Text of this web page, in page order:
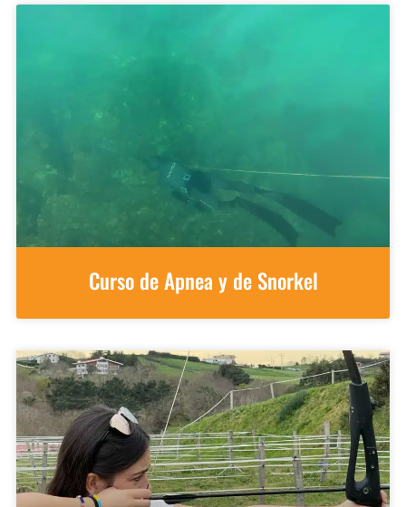
Curso de Apnea y de Snorkel